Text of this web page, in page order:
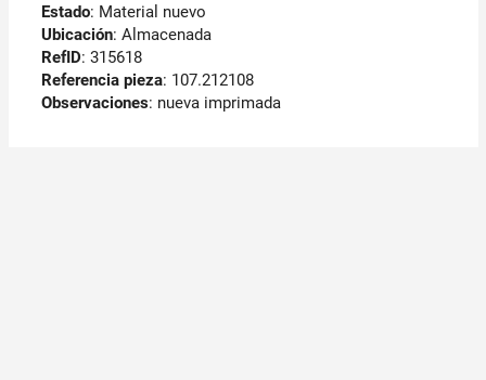
Estado: Material nuevo
Ubicación: Almacenada
RefID: 315618
Referencia pieza: 107.212108
Observaciones: nueva imprimada